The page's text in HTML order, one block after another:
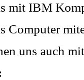
mit IBM
Computer
uns auch